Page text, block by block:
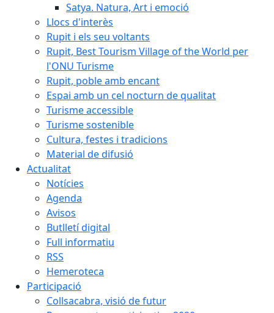
Satya. Natura, Art i emoció
Llocs d'interès
Rupit i els seu voltants
Rupit, Best Tourism Village of the World per
l'ONU Turisme
Rupit, poble amb encant
Espai amb un cel nocturn de qualitat
Turisme accessible
Turisme sostenible
Cultura, festes i tradicions
Material de difusió
Actualitat
Notícies
Agenda
Avisos
Butlletí digital
Full informatiu
RSS
Hemeroteca
Participació
Collsacabra, visió de futur